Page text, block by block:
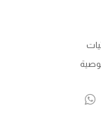
واتساب